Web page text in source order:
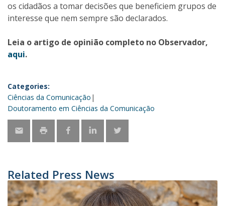
os cidadãos a tomar decisões que beneficiem grupos de
interesse que nem sempre são declarados.
Leia o artigo de opinião completo no Observador,
aqui.
Categories:
Ciências da Comunicação
Doutoramento em Ciências da Comunicação
Related Press News